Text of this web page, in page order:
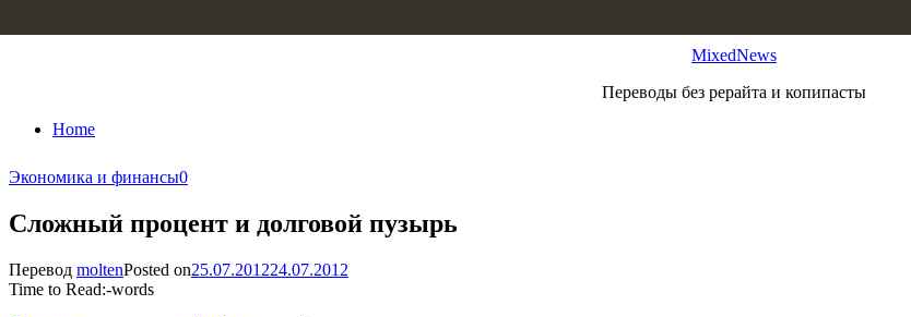
MixedNews
Переводы без рерайта и копипасты
Home
Экономика и финансы0
Сложный процент и долговой пузырь
Перевод moltenPosted on25.07.201224.07.2012
Time to Read:-words